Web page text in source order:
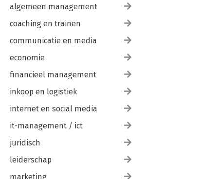
algemeen management
coaching en trainen
communicatie en media
economie
financieel management
inkoop en logistiek
internet en social media
it-management / ict
juridisch
leiderschap
marketing